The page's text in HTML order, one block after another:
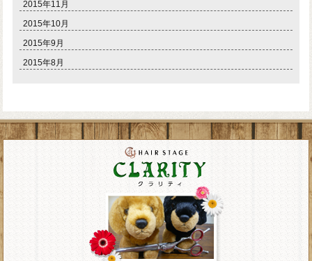
2015年11月
2015年10月
2015年9月
2015年8月